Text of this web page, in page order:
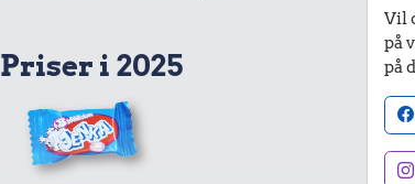
Priser i 2025
Vil
på
på